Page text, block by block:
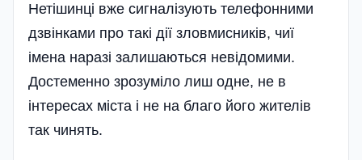
Нетішинці вже сигналізують телефонними
дзвінками про такі дії зловмисників, чиї
імена наразі залишаються неві­домими.
Достеменно зрозуміло лиш одне, не в
інтересах міста і не на благо його жителів
так чинять.